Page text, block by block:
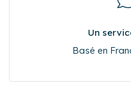
Un
Basé en